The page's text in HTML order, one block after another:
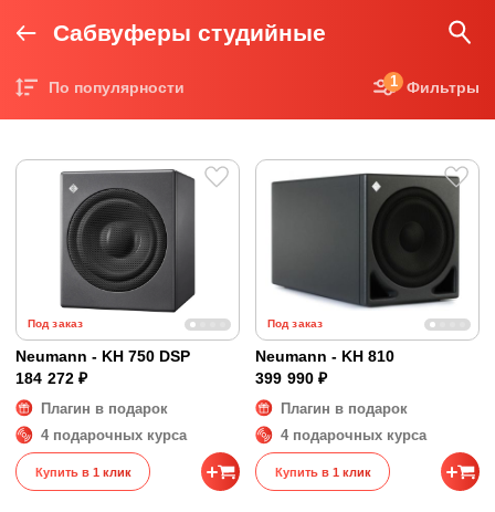
Сабвуферы студийные
По популярности Фильтры
1
Под заказ
Neumann - KH 750 DSP
184 272 ₽
Плагин в подарок
4 подарочных курса
Купить в 1 клик
Под заказ
Neumann - KH 810
399 990 ₽
Плагин в подарок
4 подарочных курса
Купить в 1 клик